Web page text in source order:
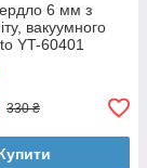
6 мм з
вакуумного
YT-60401
330 ₴